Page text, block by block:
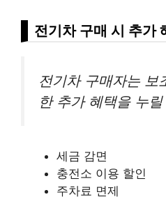
전기차 구매 시 추가
전기차 구매자는 보
한 추가 혜택을 누
세금 감면
충전소 이용 할인
주차료 면제